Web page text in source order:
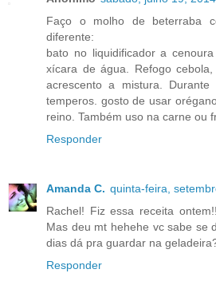
Faço o molho de beterraba
diferente:
bato no liquidificador a
xícara de água. Refogo
acrescento a mistura.
temperos. gosto de usar
reino. Também uso na carne ou
Responder
Amanda C. quinta-feira,
Rachel! Fiz essa receita
Mas deu mt hehehe vc sabe se
dias dá pra guardar na
Responder